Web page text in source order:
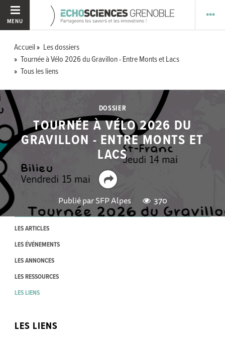
MENU
Accueil
Les dossiers
Tournée à Vélo 2026 du Gravillon - Entre Monts et Lacs
Tous les liens
DOSSIER
TOURNÉE À VÉLO 2026 DU
GRAVILLON - ENTRE MONTS ET
LACS
Publié parSFP Alpes 370
LES ARTICLES
LES ÉVÉNEMENTS
LES ANNONCES
LES RESSOURCES
LES LIENS
LES LIENS